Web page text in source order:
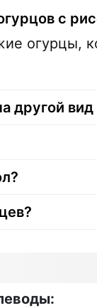
с
огурцы,
другой